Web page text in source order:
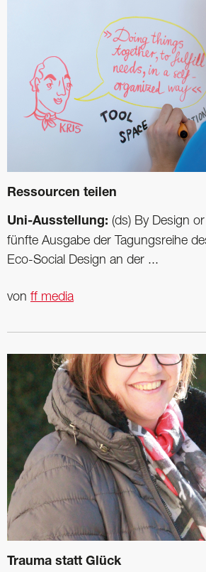
Ressourcen teilen
Uni-Ausstellung: (ds) By Design
fünfte Ausgabe der Tagungsreihe
Eco-Social Design an der ...
von ff media
Trauma statt Glück